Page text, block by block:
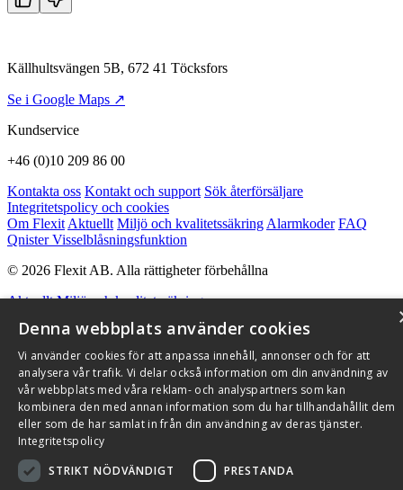
Källhultsvängen 5B, 672 41 Töcksfors
Se i Google Maps ↗
Kundservice
+46 (0)10 209 86 00
Kontakta oss Kontakt och support Sök återförsäljare
Integritetspolicy och cookies
Om Flexit Aktuellt Miljö och kvalitetssäkring Alarmkoder FAQ
Qnister Visselblåsningsfunktion
© 2026 Flexit AB. Alla rättigheter förbehållna
Aktuellt Miljö och kvalitetssäkring
Denna webbplats använder cookies
Vi använder cookies för att anpassa innehåll, annonser och för att
analysera vår trafik. Vi delar också information om din användning av
vår webbplats med våra reklam- och analyspartners som kan
kombinera den med annan information som du har tillhandahållit dem
eller som de har samlat in från din användning av deras tjänster.
Integritetspolicy
STRIKT NÖDVÄNDIGT
PRESTANDA